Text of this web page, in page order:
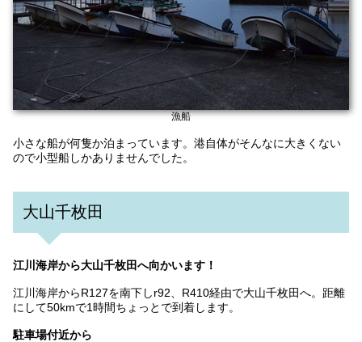
漁船
小さな船が何隻か泊まっています。港自体がそんなに大きくない
ので小型船しかありませんでした。
大山千枚田
江川海岸から大山千枚田へ向かいます！
江川海岸からR127を南下しr92、R410経由で大山千枚田へ。距離
にして50kmで1時間ちょっとで到着します。
駐車場付近から